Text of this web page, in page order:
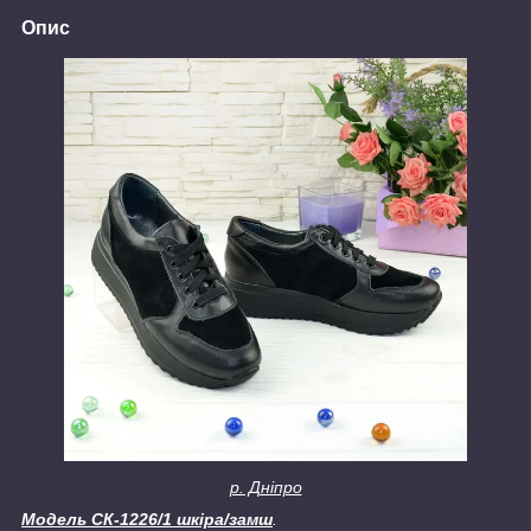
Опис
р. Дніпро
Модель СК-1226/1 шкіра/замш